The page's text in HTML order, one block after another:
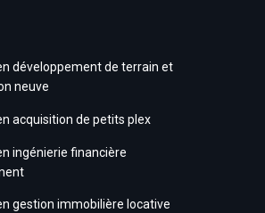
développement de terrain et
neuve
acquisition de petits plex
ingénierie financière
gestion immobilière locative